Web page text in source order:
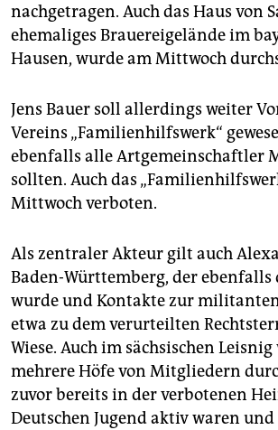
nachgetragen. Auch das Haus von
ehemaliges Brauereigelände im
Hausen, wurde am Mittwoch
Jens Bauer soll allerdings weiter
Vereins „Familienhilfswerk“
ebenfalls alle Artgemeinschaftler
sollten. Auch das
Mittwoch verboten.
Als zentraler Akteur gilt auch
Baden-Württemberg, der ebenfalls
wurde und Kontakte zur
etwa zu dem verurteilten
Wiese. Auch im sächsischen
mehrere Höfe von Mitgliedern
zuvor bereits in der verbotenen
Deutschen Jugend aktiv waren und